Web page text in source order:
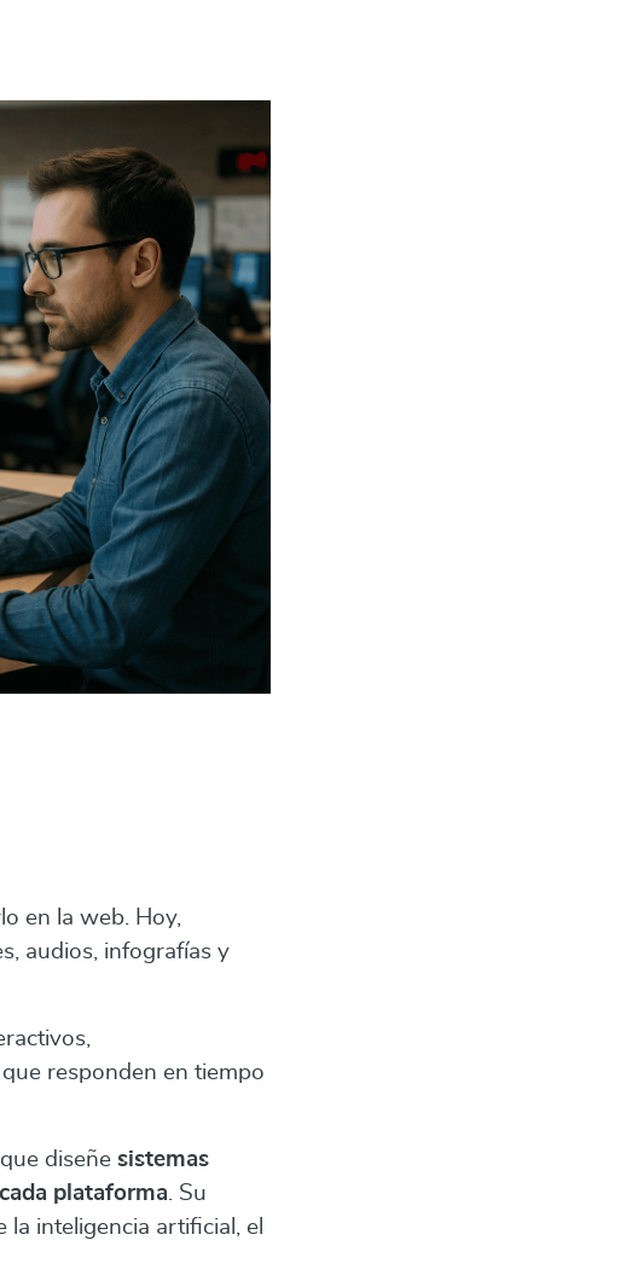
en la web. Hoy,
audios, infografías y
que responden en tiempo
diseñe sistemas
plataforma. Su
inteligencia artificial, el